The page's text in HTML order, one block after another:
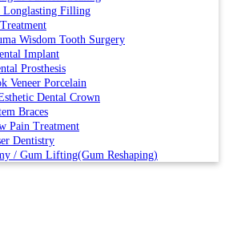
Longlasting Filling
Wisdom Tooth Surgery
Implant
Prosthesis
Veneer Porcelain
Dental Crown
Braces
Pain Treatment
Dentistry
/ Gum Lifting(Gum Reshaping)